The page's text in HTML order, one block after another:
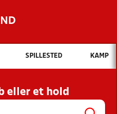
Hvad vil du søge efter?
INDHOLD OG NYHEDER
KLUBBER OG
SPILLESTED KAMP
eller et hold